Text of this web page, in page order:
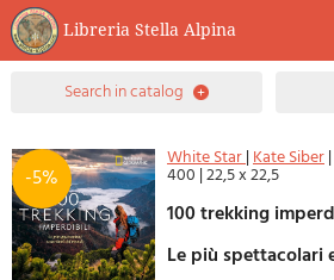
Libreria Stella Alpina
0Item(s) In Your Cart
Facebook
Create Account
search in catalog
-5%
White Star|Kate Siber|
400 |22,5 x 22,5
100 trekking
Le più